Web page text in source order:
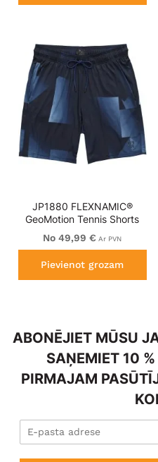
JP1880 FLEXNAMIC®
GeoMotion Tennis Shorts
Dark Blue
No 49,99 € Ar PVN
Pievienot grozam
ABONĒJIET MŪSU
SAŅEMIET 10
PIRMAJAM